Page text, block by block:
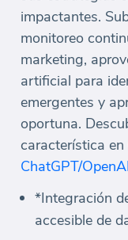
impactantes.
monitoreo
marketing,
artificial para
emergentes y
oportuna.
característica en
ChatGPT/
*Integración
accesible de